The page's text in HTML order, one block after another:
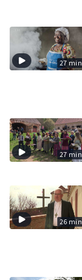
27 min
27 min
26 min